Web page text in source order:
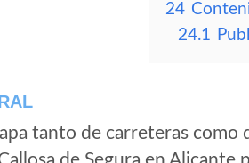
24
24.1
tanto de carreteras como